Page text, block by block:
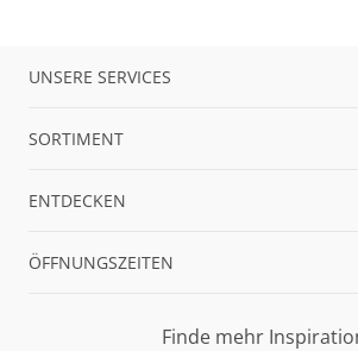
UNSERE SERVICES
SORTIMENT
ENTDECKEN
ÖFFNUNGSZEITEN
Finde mehr